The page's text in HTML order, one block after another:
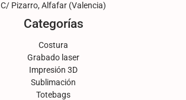
C/ Pizarro, Alfafar (Valencia)
Categorías
Costura
Grabado laser
Impresión 3D
Sublimación
Totebags